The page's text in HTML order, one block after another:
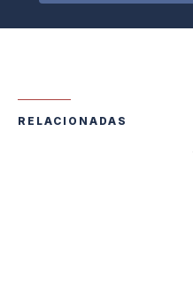
RELACIONADAS